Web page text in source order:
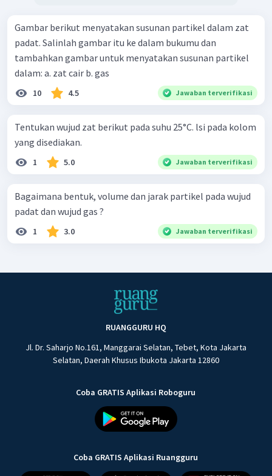
Gambar berikut menyatakan susunan partikel dalam zat
padat. Salinlah gambar itu ke dalam bukumu dan
tambahkan gambar untuk menyatakan susunan partikel
dalam: a. zat cair b. gas
10 4.5 Jawaban terverifikasi
Tentukan wujud zat berikut pada suhu 25°C. lsi pada kolom
yang disediakan.
1 5.0 Jawaban terverifikasi
Bagaimana bentuk, volume dan jarak partikel pada wujud
padat dan wujud gas ?
1 3.0 Jawaban terverifikasi
RUANGGURU HQ
Jl. Dr. Saharjo No.161, Manggarai Selatan, Tebet, Kota Jakarta
Selatan, Daerah Khusus Ibukota Jakarta 12860
Coba GRATIS Aplikasi Roboguru
Coba GRATIS Aplikasi Ruangguru